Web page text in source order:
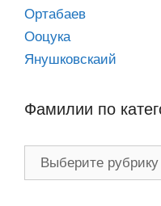
Ортабаев
Ооцука
Янушковскаий
Фамилии по